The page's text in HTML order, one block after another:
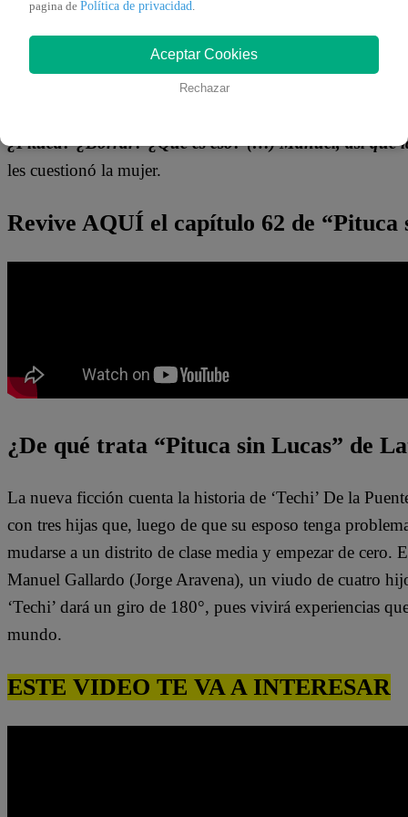
Tremendo el “Tiburón”. ¿Quién diría? De un chape
Primero Conchita, luego la señora Techi, ahora la
el joven.
¿Pituca? ¿Borrar? ¿Qué es eso? (…) Manuel, así que
les cuestionó la mujer.
Revive AQUÍ el capítulo 62 de “Pituca
¿De qué trata “Pituca sin Lucas” de
La nueva ficción cuenta la historia de ‘Techi’ De la
con tres hijas que, luego de que su esposo tenga
mudarse a un distrito de clase media y empezar de cero.
Manuel Gallardo (Jorge Aravena), un viudo de cuatro
‘Techi’ dará un giro de 180°, pues vivirá experiencias
mundo.
ESTE VIDEO TE VA A INTERESAR
pagina de Política de privacidad.
Aceptar Cookies
Rechazar